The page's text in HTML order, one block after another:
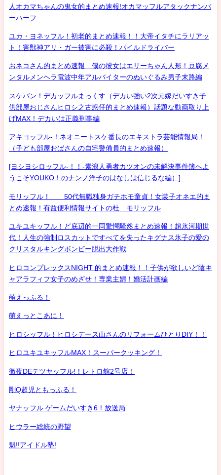
人オカマちゃんの鬼女的まとめ速報!オカマッフルアタックナンバ
ーハーフ
ユカ・ヨネッフル！初老的まとめ速報！！大帝イタチにラリアッ
ト！害獣神アリ・ガー被害に必殺！パイルドライバー
おネコさん的まとめ速報 僕の彼女はエリーちゃん人形！豆腐メ
ンタルメンヘラ電波中年アルバイターのぬいぐるみ男子末路編
スケバン！デカッフルまっくす（デカい強い2次元嫁だいすき子
供部屋おじさんヒロシ之古惑仔的まとめ速報）話題な動画取り上
げMAX！デカいは正義刑事編
アキヨッフル-！ネオニートスケ番長のエキストラ芸能情報局！
（子ども部屋おばさんの自宅警備員的まとめ速報）
[ヨシヨシロッフル-！！-素浪人勇者カツオンの未解決事件簿へよ
うこそYOUKO！のナンノ洋子のはなしは信じるな編）]
モリッフル！ 50代無職独身ガチホモ童貞！女装子オネエ的ま
とめ速報！有益便利情報サイトの杜 モリッフル
ユキユキッフル！ど底辺的一同驚愕騒然まとめ速報！超氷河期世
代！人生の強制ロスカットですべてを失ったキグナス氷子の愛の
クリスタルキングボンビー脱出大作戦
ヒロコンプレックスNIGHT 的まとめ速報！！子供が欲しいど陰キ
ャアラフィフ女子のめざせ！専業主婦！婚活計画編
萌えっふる！
萌えっとこあに！
ヒロシッフル！ヒロシデース山さんのリフォームひとりDIY！！
ヒロユキユキッフルMAX！スーパークッキング！
徹夜DEテツヤッフル!！レトロ館2号店！
剛Q超児ともっふる！
ヤナッフル ゲームだいすき6！放送局
ヒウラー総統の野望
魁!!アイドル塾!